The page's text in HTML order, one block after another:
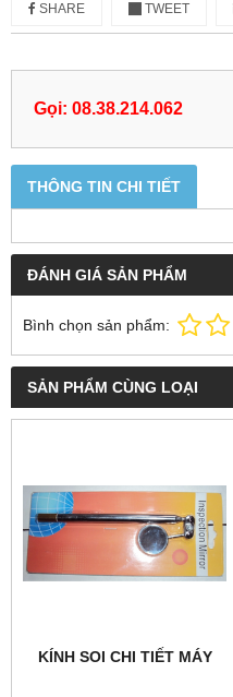
SHARE TWEET
Gọi: 08.38.214.062
THÔNG TIN CHI TIẾT
ĐÁNH GIÁ SẢN PHẨM
Bình chọn sản phẩm:
SẢN PHẨM CÙNG LOẠI
KÍNH SOI CHI TIẾT MÁY